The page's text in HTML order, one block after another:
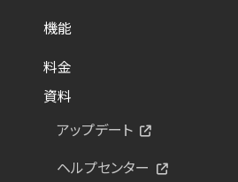
機能
料金
資料
アップデート
ヘルプセンター